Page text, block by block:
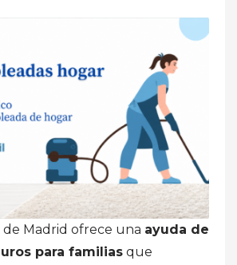
de Madrid ofrece una ayuda de
para familias que